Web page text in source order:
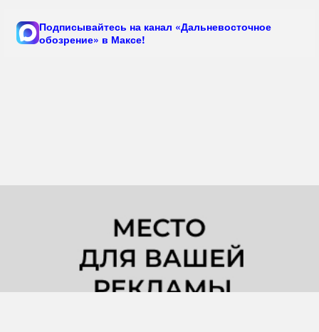
Подписывайтесь на канал «Дальневосточное
обозрение» в Максе!